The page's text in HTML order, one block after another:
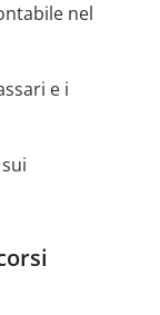
nel
e i